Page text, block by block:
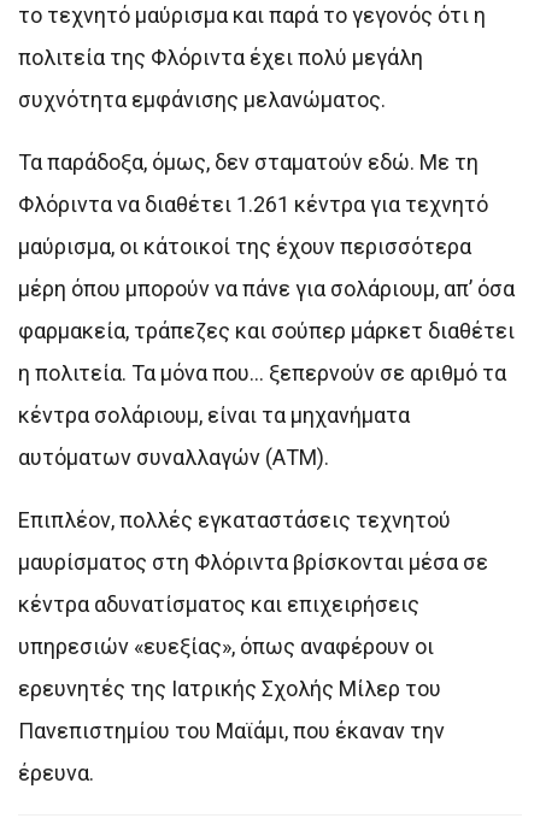
το τεχνητό μαύρισμα και παρά το γεγονός ότι η
πολιτεία της Φλόριντα έχει πολύ μεγάλη
συχνότητα εμφάνισης μελανώματος.
Τα παράδοξα, όμως, δεν σταματούν εδώ. Με τη
Φλόριντα να διαθέτει 1.261 κέντρα για τεχνητό
μαύρισμα, οι κάτοικοί της έχουν περισσότερα
μέρη όπου μπορούν να πάνε για σολάριουμ, απ’ όσα
φαρμακεία, τράπεζες και σούπερ μάρκετ διαθέτει
η πολιτεία. Τα μόνα που… ξεπερνούν σε αριθμό τα
κέντρα σολάριουμ, είναι τα μηχανήματα
αυτόματων συναλλαγών (ΑΤΜ).
Επιπλέον, πολλές εγκαταστάσεις τεχνητού
μαυρίσματος στη Φλόριντα βρίσκονται μέσα σε
κέντρα αδυνατίσματος και επιχειρήσεις
υπηρεσιών «ευεξίας», όπως αναφέρουν οι
ερευνητές της Ιατρικής Σχολής Μίλερ του
Πανεπιστημίου του Μαϊάμι, που έκαναν την
έρευνα.